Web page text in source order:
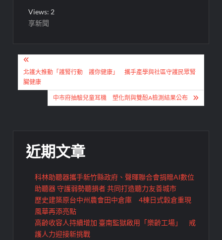
Views: 2
享新聞
文
章
導
北護大推動「護腎行動 護你健康」 攜手產學與社區守護民眾腎
臟健康
中市府抽驗兒童耳機 塑化劑與雙酚A檢測結果公布
近期文章
科林助聽器攜手新竹縣政府、聲暉聯合會捐贈AI數位
助聽器 守護弱勢聽損者 共同打造聽力友善城市
歷史建築原台中州農會田中倉庫 4棟日式穀倉重現
風華再添亮點
高齡收容人持續增加 臺南監獄啟用「樂齡工場」 戒
護人力迎接新挑戰